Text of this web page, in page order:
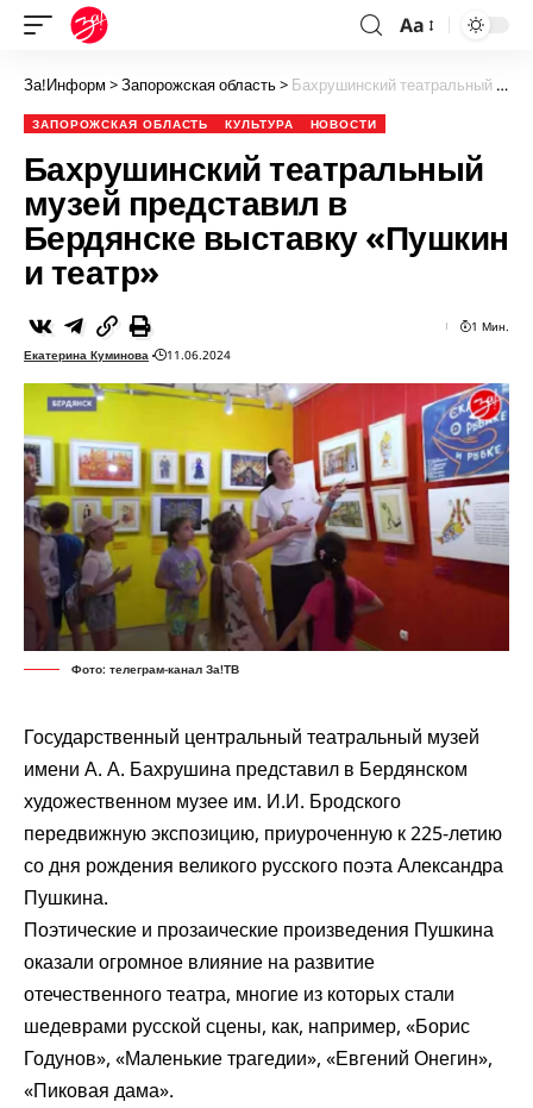
Aa
За!Информ >Запорожская область> Бахрушинский театральный музей представил в Бердянске выставку «Пушкин и театр»
ЗАПОРОЖСКАЯ ОБЛАСТЬ КУЛЬТУРА НОВОСТИ
Бахрушинский театральный
музей представил в
Бердянске выставку «Пушкин
и театр»
Екатерина Куминова 11.06.2024
1 Мин.
Фото: телеграм-канал За!ТВ
Государственный центральный театральный музей
имени А. А. Бахрушина представил в Бердянском
художественном музее им. И.И. Бродского
передвижную экспозицию, приуроченную к 225-летию
со дня рождения великого русского поэта Александра
Пушкина.
Поэтические и прозаические произведения Пушкина
оказали огромное влияние на развитие
отечественного театра, многие из которых стали
шедеврами русской сцены, как, например, «Борис
Годунов», «Маленькие трагедии», «Евгений Онегин»,
«Пиковая дама».